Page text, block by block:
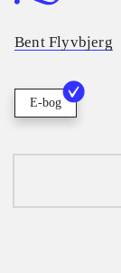
Bent Flyvbjerg
E-bog